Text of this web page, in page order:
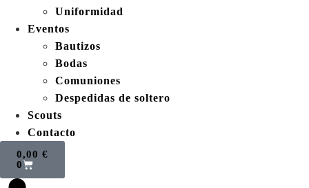
Uniformidad
Eventos
Bautizos
Bodas
Comuniones
Despedidas de soltero
Scouts
Contacto
0,00 €
0